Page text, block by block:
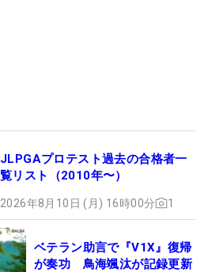
JLPGAプロテスト過去の合格者一
覧リスト（2010年〜）
2026年8月10日 (月) 16時00分 1
ベテラン助言で『V1X』復帰
が奏功 鳥海颯汰が記録更新